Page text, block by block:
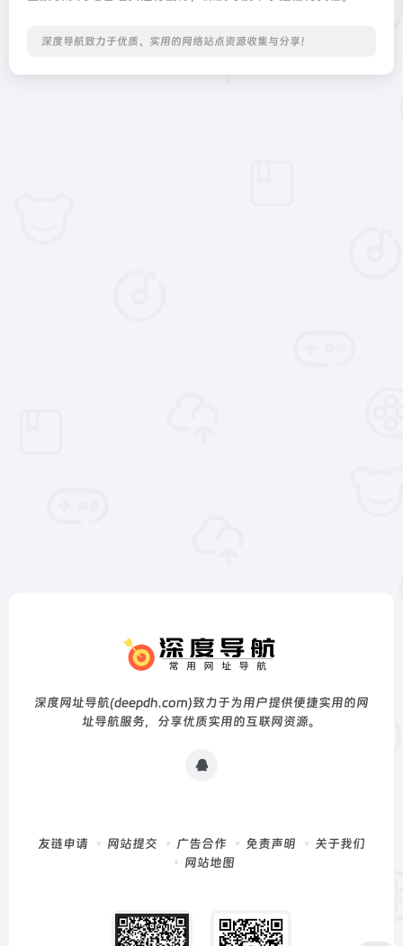
深度导航致力于优质、实用的网络站点资源收集与分享！
深度网址导航(deepdh.com)致力于为用户提供便捷实用的网
址导航服务，分享优质实用的互联网资源。
友链申请 网站提交 广告合作 免责声明
关于我们
网站地图